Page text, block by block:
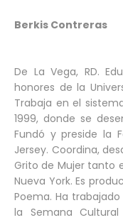
Berkis Contreras
De La Vega, RD.
honores de la
Trabaja en el
1999, donde se
Fundó y preside la
Jersey. Coordina,
Grito de Mujer tanto
Nueva York. Es
Poema. Ha
la Semana